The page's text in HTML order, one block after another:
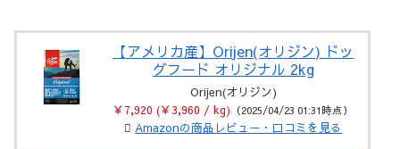
【アメリカ産】Orijen(オリジン) ドッ
グフード オリジナル 2kg
Orijen(オリジン)
￥7,920 (￥3,960 / kg) （2025/04/23 01:31時点）
Amazonの商品レビュー・口コミを見る